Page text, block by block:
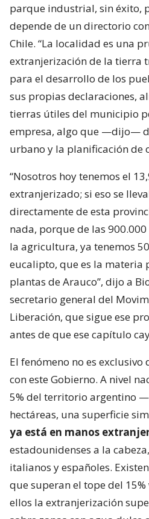
parque industrial, sin éxito,
depende de un directorio
Chile. “La localidad es una
extranjerización de la tierra
para el desarrollo de los
sus propias declaraciones,
tierras útiles del municipio
empresa, algo que —dijo—
urbano y la planificación de
“Nosotros hoy tenemos el
extranjerizado; si eso se
directamente de esta
nada, porque de las
la agricultura, ya tenemos
eucalipto, que es la materia
plantas de Arauco”, dijo a
secretario general del
Liberación, que sigue ese
antes de que ese capítulo
El fenómeno no es exclusivo
con este Gobierno. A nivel
5% del territorio argentino
hectáreas, una superficie
ya está en manos
estadounidenses a la
italianos y españoles.
que superan el tope del
ellos la extranjerización